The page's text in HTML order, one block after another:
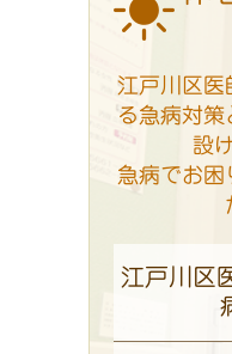
江戸川区医
る急病対策
設
急病でお困
江戸川区